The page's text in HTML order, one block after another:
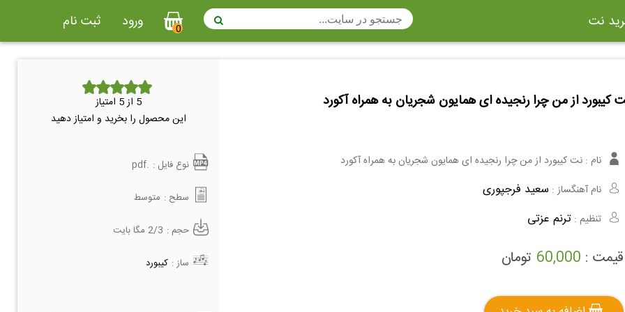
نت
سه تار
تار
گلوکن اشپیل ویبرافون
کنترباس
نی هفت بند وکال
ویولا
ثبت نام ورود 0
کیبورد از من چرا رنجیده ای همایون شجریان به همراه آکورد
نام : نت کیبورد از من چرا رنجیده ای همایون شجریان به همراه آکورد
نام آهنگساز : سعید فرجپوری
تنظیم : ترنم عزتی
قیمت : 60,000 تومان
5 از 5 امتیاز
این محصول را بخرید و امتیاز دهید
نوع فایل : .pdf
سطح : متوسط
حجم : 2/3 مگا بایت
ساز : کیبورد